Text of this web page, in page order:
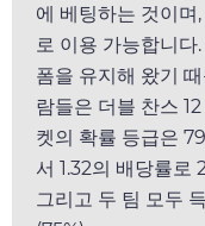
에 베팅하는 것이며,
로 이용 가능합니다
폼을 유지해 왔기
람들은 더블 찬스
켓의 확률 등급은
서 1.32의 배당률로
그리고 두 팀 모두